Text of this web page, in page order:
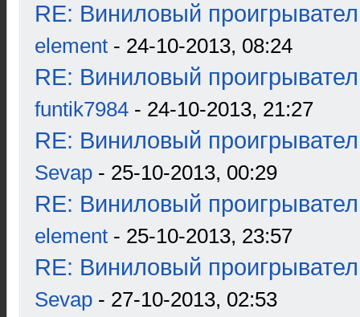
RE: Виниловый
element - 24-10-2013, 08:24
RE: Виниловый
funtik7984 - 24-10-2013, 21:27
RE: Виниловый
Sevap - 25-10-2013, 00:29
RE: Виниловый
element - 25-10-2013, 23:57
RE: Виниловый
Sevap - 27-10-2013, 02:53